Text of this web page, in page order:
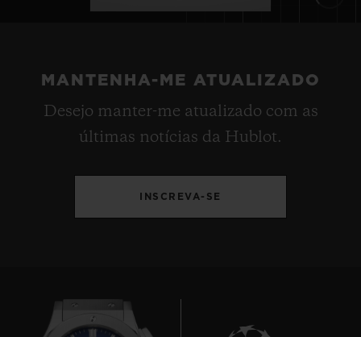
MANTENHA-ME ATUALIZADO
Desejo manter-me atualizado com as
últimas notícias da Hublot.
INSCREVA-SE